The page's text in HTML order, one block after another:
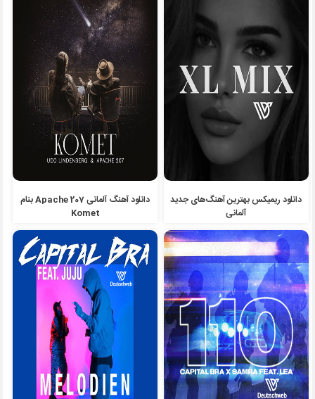
دانلود ریمیکس بهترین آهنگ‌های جدید
آلمانی
دانلود آهنگ آلمانی Apache 207 بنام
Komet